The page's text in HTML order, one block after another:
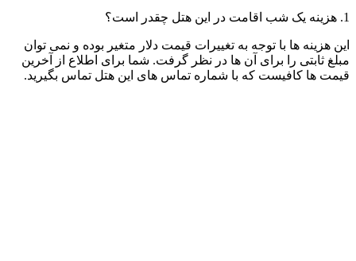
1. هزینه یک شب اقامت در این هتل چقدر است؟
این هزینه ها با توجه به تغییرات قیمت دلار متغیر بوده و نمی توان
مبلغ ثابتی را برای آن ها در نظر گرفت. شما برای اطلاع از آخرین
قیمت ها کافیست که با شماره تماس های این هتل تماس بگیرید.